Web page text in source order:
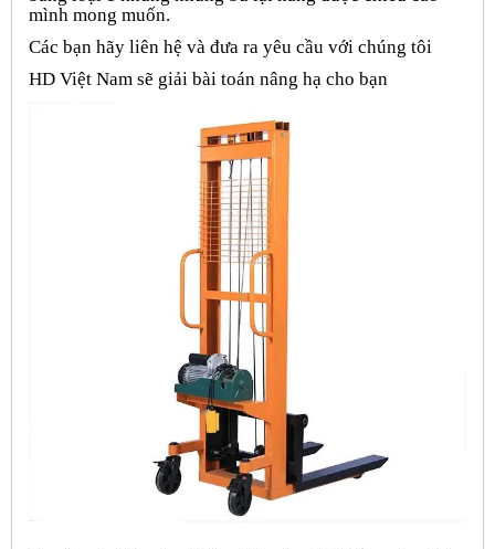
mình mong muốn.
Các bạn hãy liên hệ và đưa ra yêu cầu với chúng tôi
HD Việt Nam sẽ giải bài toán nâng hạ cho bạn